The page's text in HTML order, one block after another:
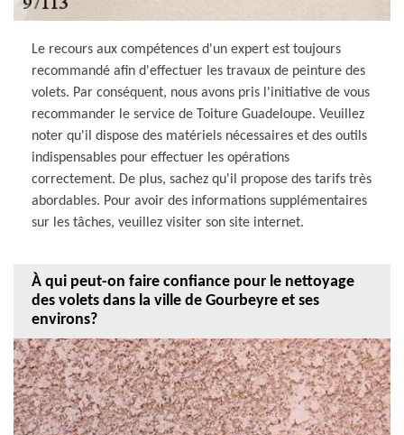
Le recours aux compétences d'un expert est toujours
recommandé afin d'effectuer les travaux de peinture des
volets. Par conséquent, nous avons pris l'initiative de vous
recommander le service de Toiture Guadeloupe. Veuillez
noter qu'il dispose des matériels nécessaires et des outils
indispensables pour effectuer les opérations
correctement. De plus, sachez qu'il propose des tarifs très
abordables. Pour avoir des informations supplémentaires
sur les tâches, veuillez visiter son site internet.
À qui peut-on faire confiance pour le nettoyage
des volets dans la ville de Gourbeyre et ses
environs?